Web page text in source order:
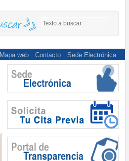
Mapa web Contacto Sede Electrónica